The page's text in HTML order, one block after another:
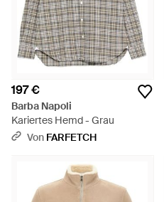
197 €
Barba Napoli
Kariertes Hemd - Grau
Von FARFETCH